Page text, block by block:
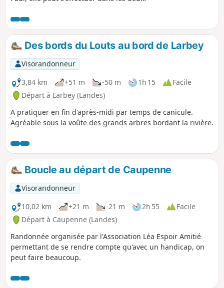
dans ce dernier cas il est nécessaire de
s'organiser à deux véhicules.
Des bords du Louts au bord de Larbey
Visorandonneur
3,84 km
+51 m -50 m 1h 15
Facile
Départ à Larbey (Landes)
A pratiquer en fin d'après-midi par temps de canicule.
Agréable sous la voûte des grands arbres bordant la rivière.
Boucle au départ de Caupenne
Visorandonneur
10,02 km
+21 m -21 m 2h 55
Facile
Départ à Caupenne (Landes)
Randonnée organisée par l'Association Léa Espoir Amitié
permettant de se rendre compte qu'avec un handicap, on
peut faire beaucoup.